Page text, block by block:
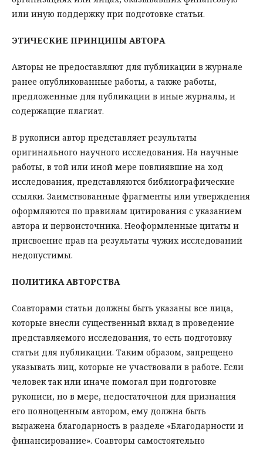
или иную поддержку при подготовке статьи.
ЭТИЧЕСКИЕ ПРИНЦИПЫ АВТОРА
Авторы не предоставляют для публикации в журнале
ранее опубликованные работы, а также работы,
предложенные для публикации в иные журналы, и
содержащие плагиат.
В рукописи автор представляет результаты
оригинального научного исследования. На научные
работы, в той или иной мере повлиявшие на ход
исследования, представляются библиографические
ссылки. Заимствованные фрагменты или утверждения
оформляются по правилам цитирования с указанием
автора и первоисточника. Неоформленные цитаты и
присвоение прав на результаты чужих исследований
недопустимы.
ПОЛИТИКА АВТОРСТВА
Соавторами статьи должны быть указаны все лица,
которые внесли существенный вклад в проведение
представляемого исследования, то есть подготовку
статьи для публикации. Таким образом, запрещено
указывать лиц, которые не участвовали в работе. Если
человек так или иначе помогал при подготовке
рукописи, но в мере, недостаточной для признания
его полноценным автором, ему должна быть
выражена благодарность в разделе «Благодарности и
финансирование». Соавторы самостоятельно